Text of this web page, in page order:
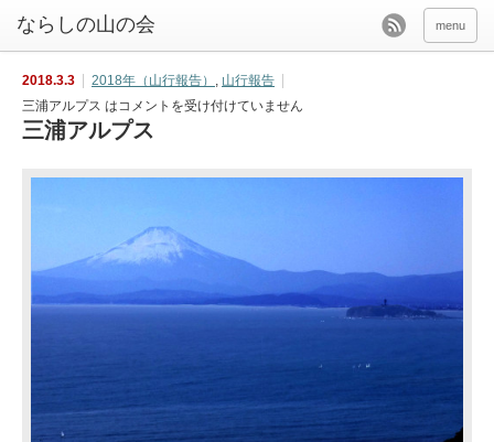
menu
2018.3.3 2018年（山行報告） , 山行報告
三浦アルプス はコメントを受け付けていません
三浦アルプス